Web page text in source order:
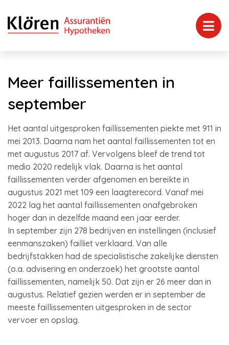
Meer faillissementen in
september
Het aantal uitgesproken faillissementen piekte met 911 in
mei 2013. Daarna nam het aantal faillissementen tot en
met augustus 2017 af. Vervolgens bleef de trend tot
medio 2020 redelijk vlak. Daarna is het aantal
faillissementen verder afgenomen en bereikte in
augustus 2021 met 109 een laagterecord. Vanaf mei
2022 lag het aantal faillissementen onafgebroken
hoger dan in dezelfde maand een jaar eerder.
In september zijn 278 bedrijven en instellingen (inclusief
eenmanszaken) failliet verklaard. Van alle
bedrijfstakken had de specialistische zakelijke diensten
(o.a. advisering en onderzoek) het grootste aantal
faillissementen, namelijk 50. Dat zijn er 26 meer dan in
augustus. Relatief gezien werden er in september de
meeste faillissementen uitgesproken in de sector
vervoer en opslag.